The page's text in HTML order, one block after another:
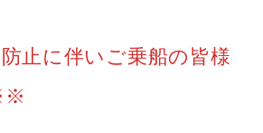
止に伴いご乗船の皆様